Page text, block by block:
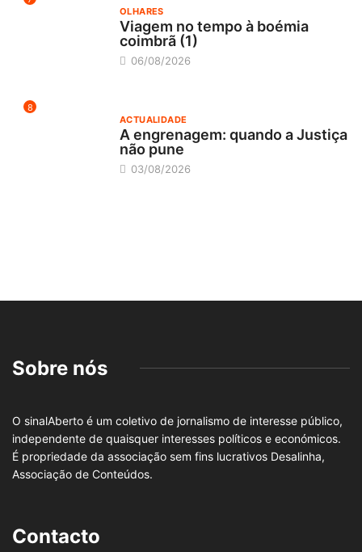
OLHARES
Viagem no tempo à boémia
coimbrã (1)
06/08/2026
8
ACTUALIDADE
A engrenagem: quando a Justiça
não pune
03/08/2026
Sobre nós
O sinalAberto é um coletivo de jornalismo de interesse público,
independente de quaisquer interesses políticos e económicos.
É propriedade da associação sem fins lucrativos Desalinha,
Associação de Conteúdos.
Contacto